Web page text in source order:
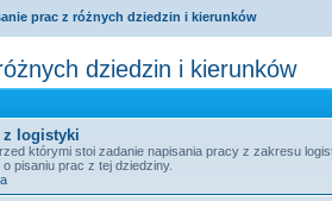
prac z różnych dziedzin i kierunków
dziedzin i kierunków
z logistyki
którymi stoi zadanie napisania pracy z zakresu
pisaniu prac z tej dziedziny.